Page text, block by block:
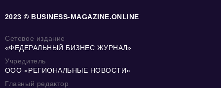
2023 © BUSINESS-MAGAZINE.ONLINE
Сетевое издание
«ФЕДЕРАЛЬНЫЙ БИЗНЕС ЖУРНАЛ»
Учредитель
ООО «РЕГИОНАЛЬНЫЕ НОВОСТИ»
Главный редактор